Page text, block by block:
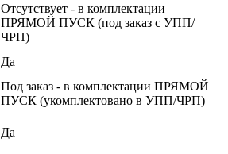
Отсутствует - в комплектации
ПРЯМОЙ ПУСК (под заказ с УПП/
ЧРП)
Да
Под заказ - в комплектации ПРЯМОЙ
ПУСК (укомплектовано в УПП/ЧРП)
Да